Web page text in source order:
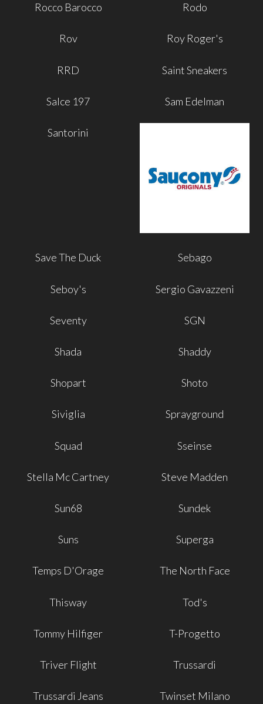
Rocco Barocco Rodo
Rov Roy Roger's
RRD Saint Sneakers
Salce 197 Sam Edelman
Santorini
Save The Duck Sebago
Seboy's Sergio Gavazzeni
Seventy SGN
Shada Shaddy
Shopart Shoto
Siviglia Sprayground
Squad Sseinse
Stella Mc Cartney Steve Madden
Sun68 Sundek
Suns Superga
Temps D'Orage The North Face
Thisway Tod's
Tommy Hilfiger T-Progetto
Triver Flight Trussardi
Trussardi Jeans Twinset Milano